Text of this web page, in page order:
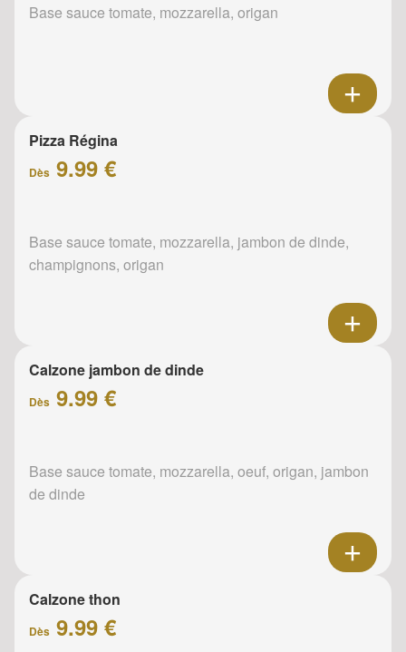
Base sauce tomate, mozzarella, origan
Pizza Régina
Dès 9.99 €
Base sauce tomate, mozzarella, jambon de dinde,
champignons, origan
Calzone jambon de dinde
Dès 9.99 €
Base sauce tomate, mozzarella, oeuf, origan, jambon
de dinde
Calzone thon
Dès 9.99 €